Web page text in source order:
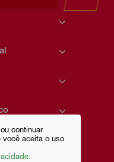
continuar
você aceita o uso